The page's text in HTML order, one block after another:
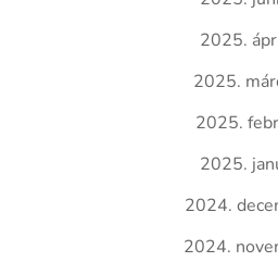
2025.
2025.
2025.
2025.
2024.
2024.